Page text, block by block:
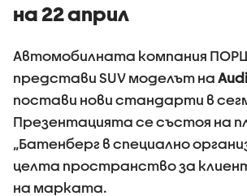
на 22 април
Автомобилната компания
представи SUV моделът на Audi
постави нови стандарти в
Презентацията се състоя на
„Батенберг в специално
целта пространство за
на марката.